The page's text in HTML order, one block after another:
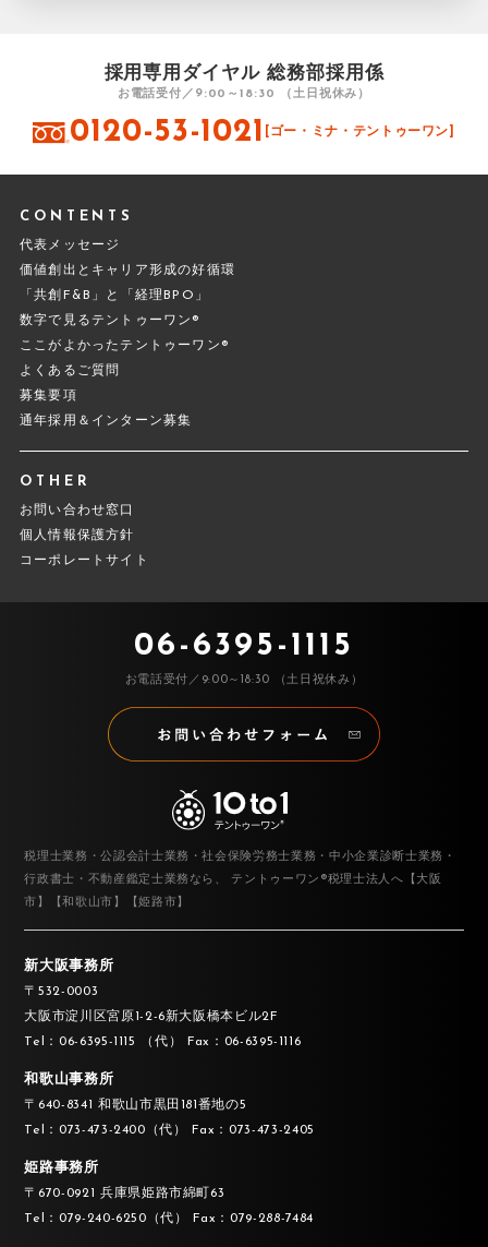
採用専用ダイヤル 総務部採用係
お電話受付／9:00～18:30 （土日祝休み）
0120-53-1021 [ゴー・ミナ・テントゥーワン]
CONTENTS
代表メッセージ
価値創出とキャリア形成の好循環
「共創F&B」と「経理BPO」
数字で見るテントゥーワン®
ここがよかったテントゥーワン®
よくあるご質問
募集要項
通年採用＆インターン募集
OTHER
お問い合わせ窓口
個人情報保護方針
コーポレートサイト
06-6395-1115
お電話受付／9:00～18:30 （土日祝休み）
税理士業務・公認会計士業務・社会保険労務士業務・中小企業診断士業務・
行政書士・不動産鑑定士業務なら、
テントゥーワン®税理士法人へ【大阪
市】【和歌山市】【姫路市】
新大阪事務所
〒532-0003
大阪市淀川区宮原1-2-6新大阪橋本ビル2F
Tel：06-6395-1115 （代）
Fax：06-6395-1116
和歌山事務所
〒640-8341 和歌山市黒田181番地の5
Tel：073-473-2400（代）
Fax：073-473-2405
姫路事務所
〒670-0921 兵庫県姫路市綿町63
Tel：079-240-6250（代）
Fax：079-288-7484